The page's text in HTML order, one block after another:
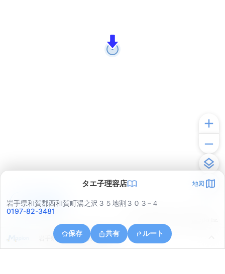
タエ子理容店 地図
岩手県和賀郡西和賀町湯之沢３５地割３０３−４
0197-82-3481
保存 共有 ルート
岩手県和賀郡西和賀町湯之沢
アプリで見る